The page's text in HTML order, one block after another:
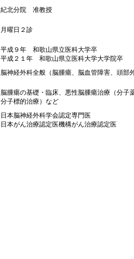
紀北分院 准教授
月曜日２診
平成９年 和歌山県立医科大学卒
平成２１年 和歌山県立医科大学大学院卒
脳神経外科全般（脳腫瘍、脳血管障害、頭部
脳腫瘍の基礎・臨床、悪性脳腫瘍治療（分子
分子標的治療）など
日本脳神経外科学会認定専門医
日本がん治療認定医機構がん治療認定医